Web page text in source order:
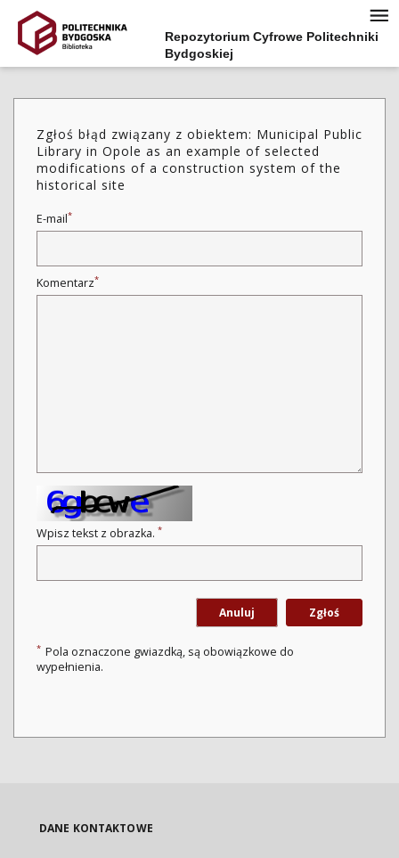
Repozytorium Cyfrowe Politechniki
Bydgoskiej
Zgłoś błąd związany z obiektem: Municipal Public
Library in Opole as an example of selected
modifications of a construction system of the
historical site
E-mail*
Komentarz*
Wpisz tekst z obrazka. *
Anuluj Zgłoś
* Pola oznaczone gwiazdką, są obowiązkowe do
wypełnienia.
DANE KONTAKTOWE